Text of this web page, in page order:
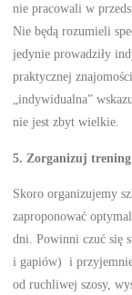
nie pracowali w
Nie będą rozumieli
jedynie prowadziły
praktycznej
„indywidualna”
nie jest zbyt wielkie.
5. Zorganizuj
Skoro organizujemy
zaproponować
dni. Powinni czuć się
i gapiów) i
od ruchliwej szosy,